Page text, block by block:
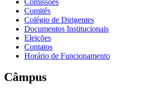
Comissões
Comitês
Colégio de Dirigentes
Documentos Institucionais
Eleições
Contatos
Horário de Funcionamento
Câmpus